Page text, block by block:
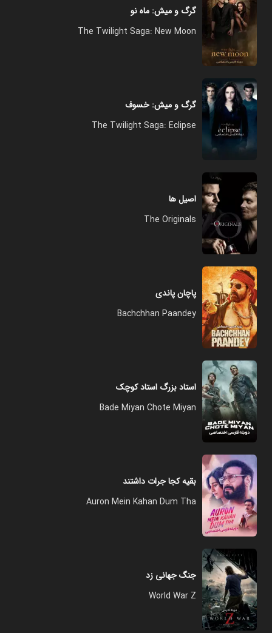
گرگ و میش: ماه نو
The Twilight Saga: New Moon
گرگ ‌و میش: خسوف
The Twilight Saga: Eclipse
اصیل ها
The Originals
پاچان پاندی
Bachchhan Paandey
استاد بزرگ استاد کوچک
Bade Miyan Chote Miyan
بقیه کجا جرات داشتند
Auron Mein Kahan Dum Tha
جنگ جهانی زد
World War Z